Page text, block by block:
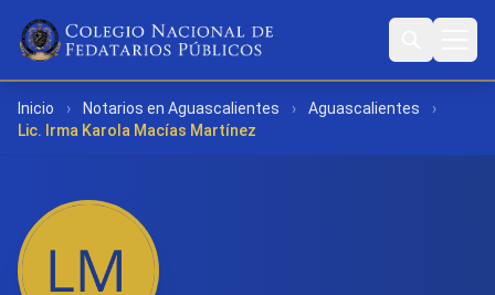
Inicio › Notarios en Aguascalientes › Aguascalientes
›
Lic. Irma Karola Macías Martínez